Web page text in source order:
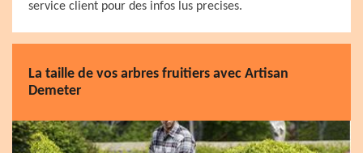
service client pour des infos lus precises.
La taille de vos arbres fruitiers avec Artisan
Demeter